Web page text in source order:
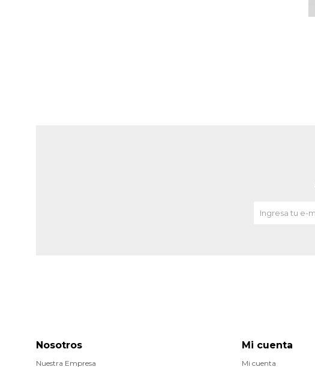
Nosotros
Nuestra Empresa
Mi cuenta
Mi cuenta